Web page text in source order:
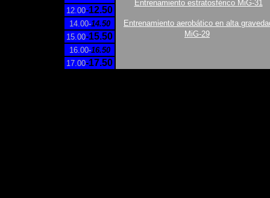
Entrenamiento estratosférico MiG-31
Entrenamiento aerobático en alta
MiG-29
12.00-12.50
14.00-14.50
15.00-15.50
16.00-16.50
17.00-17.50